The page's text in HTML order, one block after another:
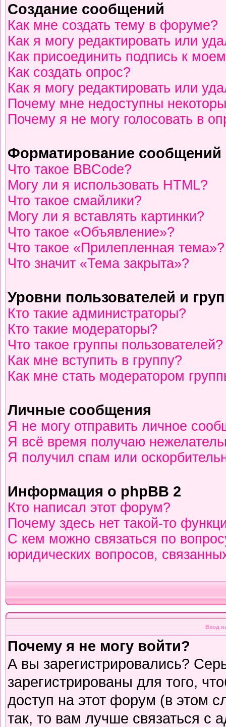
Создание сообщений
Как мне создать тему в форуме?
Как я могу редактировать или
Как присоединить подпись к
Как создать опрос?
Как я могу редактировать или
Почему мне недоступны
Почему я не могу голосовать в
Форматирование
Что такое BBCode?
Могу ли я использовать HTML?
Что такое смайлики?
Могу ли я вставлять картинки?
Что такое «Объявление»?
Что такое «Прилепленная тема»?
Что значит «Тема закрыта»?
Уровни пользователей и
Кто такие администраторы?
Кто такие модераторы?
Что такое группы пользователей?
Как мне вступить в группу?
Как мне стать модератором
Личные сообщения
Я не могу отправить личное
Я всё время получаю
Я получил спам или
Информация о phpBB 2
Кто написал этот форум?
Почему здесь нет такой-то
С кем можно связаться по
юридических вопросов,
Вход
Почему я не могу войти?
А вы зарегистрировались?
зарегистрированы для того,
доступ на этот форум (в этом
так, то вам лучше связаться с